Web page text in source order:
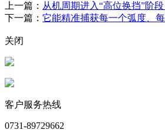
上一篇： 从机周期进入“高位换挡”阶
下一篇： 它能精准捕获每一个弧度、
关闭
客户服务热线
0731-89729662